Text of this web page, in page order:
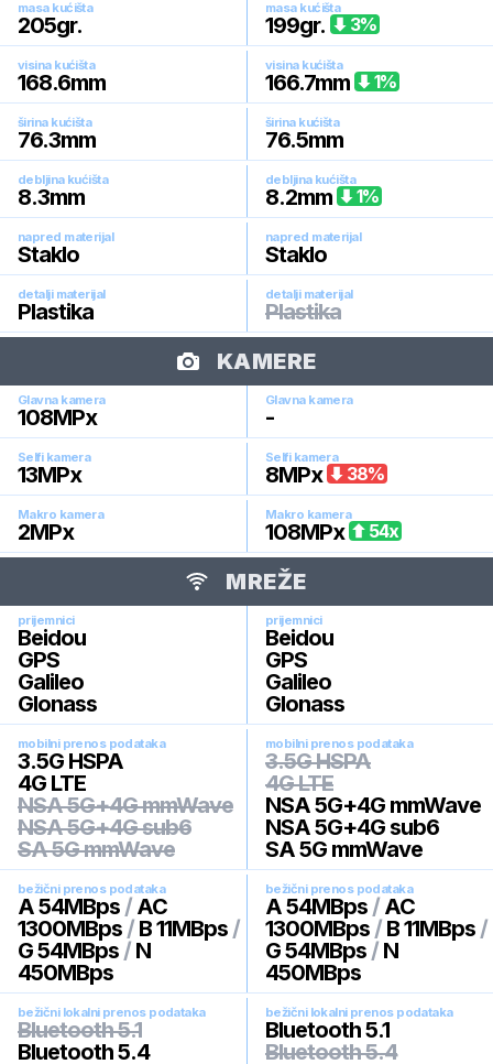
masa kućišta
205gr.
masa kućišta
199gr. 3%
visina kućišta
168.6mm
visina kućišta
166.7mm 1%
širina kućišta
76.3mm
širina kućišta
76.5mm
debljina kućišta
8.3mm
debljina kućišta
8.2mm 1%
napred materijal
Staklo
napred materijal
Staklo
detalji materijal
Plastika
detalji materijal
Plastika
KAMERE
Glavna kamera
108MPx
Glavna kamera
-
Selfi kamera
13MPx
Selfi kamera
8MPx 38%
Makro kamera
2MPx
Makro kamera
108MPx 54x
MREŽE
prijemnici
Beidou
GPS
Galileo
Glonass
prijemnici
Beidou
GPS
Galileo
Glonass
mobilni prenos podataka
3.5G HSPA
4G LTE
NSA 5G+4G mmWave
NSA 5G+4G sub6
SA 5G mmWave
mobilni prenos podataka
3.5G HSPA
4G LTE
NSA 5G+4G mmWave
NSA 5G+4G sub6
SA 5G mmWave
bežični prenos podataka
A 54MBps / AC
1300MBps / B 11MBps /
G 54MBps / N
450MBps
bežični prenos podataka
A 54MBps / AC
1300MBps / B 11MBps /
G 54MBps / N
450MBps
bežični lokalni prenos podataka
Bluetooth 5.1
Bluetooth 5.4
bežični lokalni prenos podataka
Bluetooth 5.1
Bluetooth 5.4